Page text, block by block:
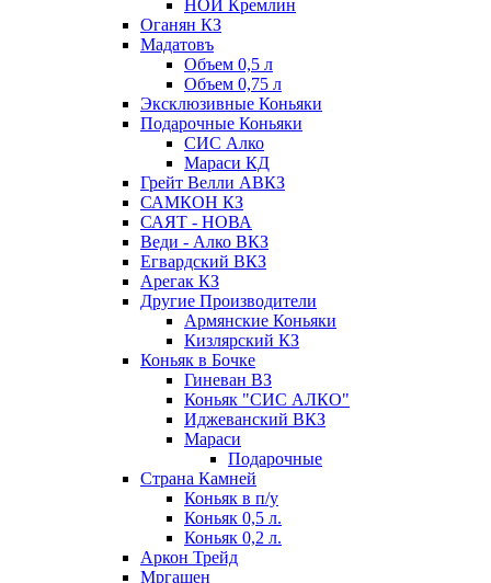
НОЙ Кремлин
Оганян КЗ
Мадатовъ
Объем 0,5 л
Объем 0,75 л
Эксклюзивные Коньяки
Подарочные Коньяки
СИС Алко
Мараси КД
Грейт Велли АВКЗ
САМКОН КЗ
САЯТ - НОВА
Веди - Алко ВКЗ
Егвардский ВКЗ
Арегак КЗ
Другие Производители
Армянские Коньяки
Кизлярский КЗ
Коньяк в Бочке
Гиневан ВЗ
Коньяк "СИС АЛКО"
Иджеванский ВКЗ
Мараси
Подарочные
Страна Камней
Коньяк в п/у
Коньяк 0,5 л.
Коньяк 0,2 л.
Аркон Трейд
Мргашен